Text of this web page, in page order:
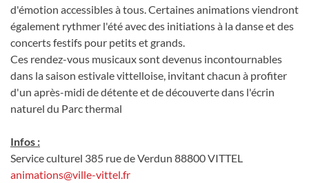
d'émotion accessibles à tous. Certaines animations viendront
également rythmer l'été avec des initiations à la danse et des
concerts festifs pour petits et grands.
Ces rendez-vous musicaux sont devenus incontournables
dans la saison estivale vittelloise, invitant chacun à profiter
d'un après-midi de détente et de découverte dans l'écrin
naturel du Parc thermal
Infos :
Service culturel 385 rue de Verdun 88800 VITTEL
animations@ville-vittel.fr